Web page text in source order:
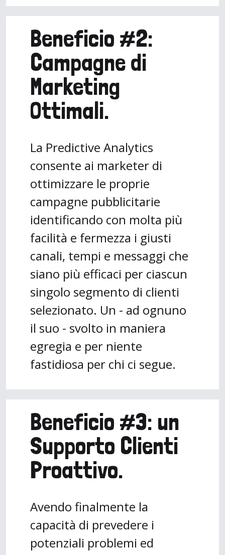
Beneficio #2:
Campagne di
Marketing
Ottimali.
La Predictive Analytics
consente ai marketer di
ottimizzare le proprie
campagne pubblicitarie
identificando con molta più
facilità e fermezza i giusti
canali, tempi e messaggi che
siano più efficaci per ciascun
singolo segmento di clienti
selezionato. Un - ad ognuno
il suo - svolto in maniera
egregia e per niente
fastidiosa per chi ci segue.
Beneficio #3: un
Supporto Clienti
Proattivo.
Avendo finalmente la
capacità di prevedere i
potenziali problemi ed